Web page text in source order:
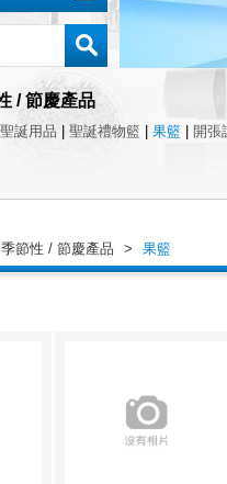
/ 節慶產品
聖誕用品 聖誕禮物籃 果籃 開張
季節性 / 節慶產品 > 果籃